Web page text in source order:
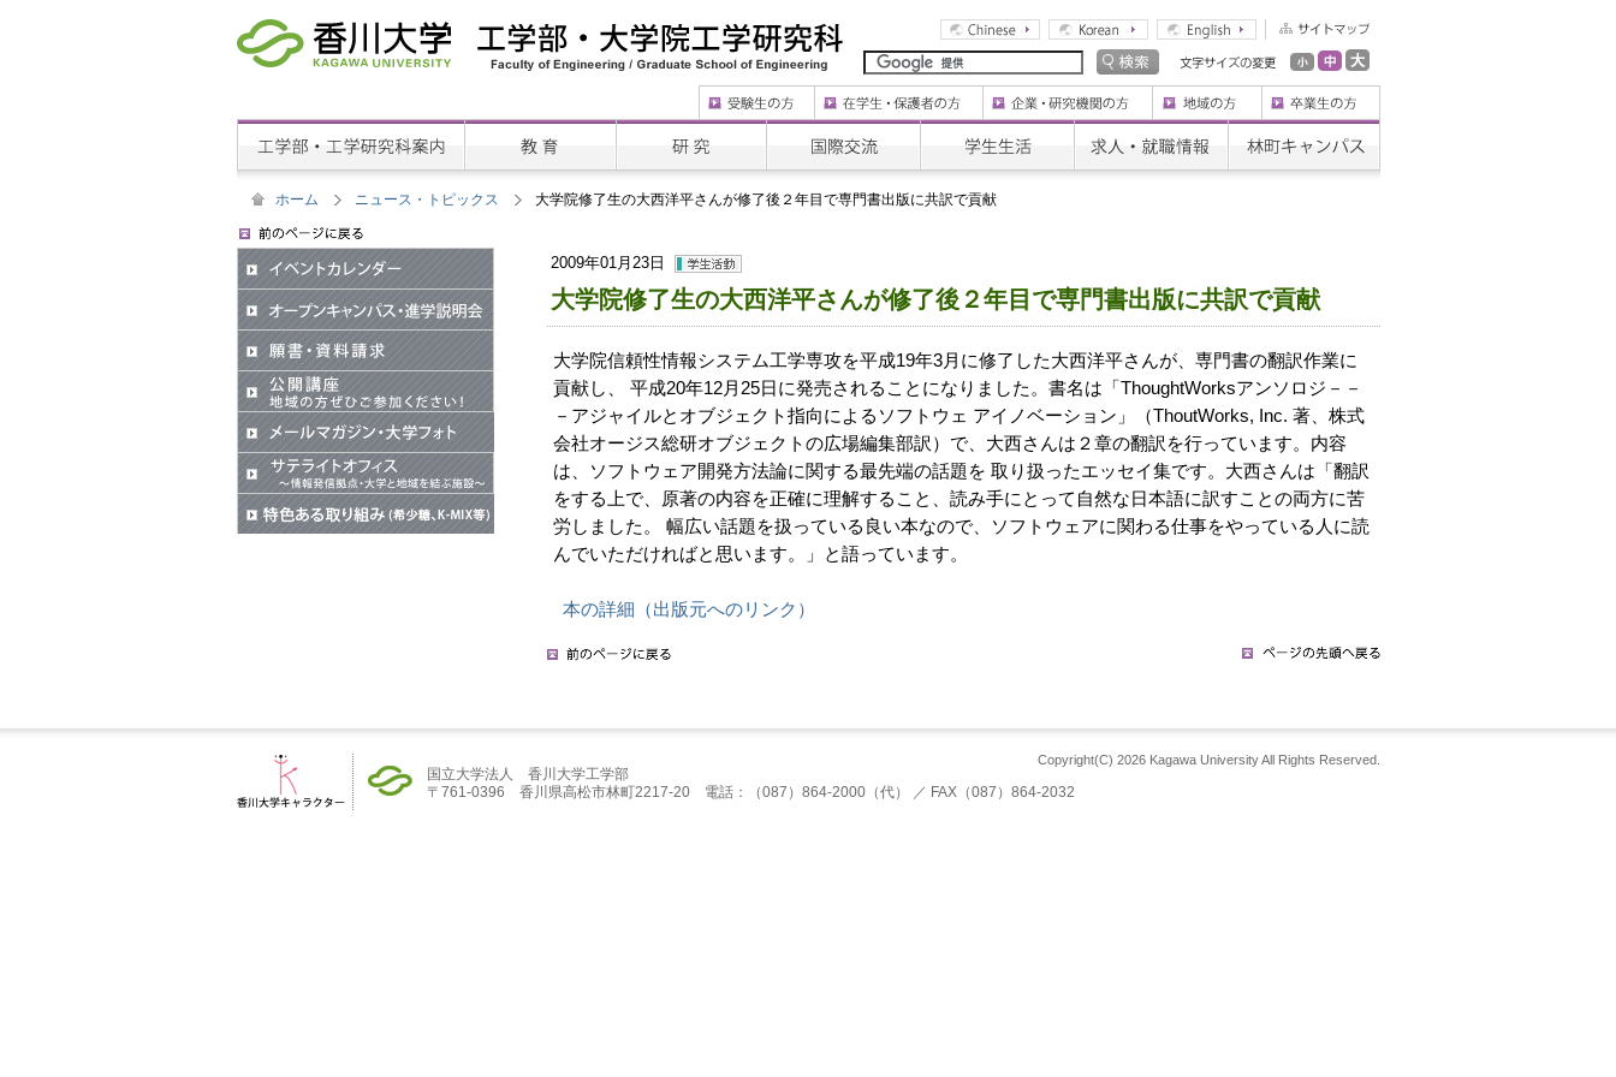
ホーム ニュース・トピックス 大学院修了生の大西洋平さんが修了後２年目で専門書出版に共訳で貢献
2009年01月23日
大学院修了生の大西洋平さんが修了後２年目で専門書出版に共訳で貢献
大学院信頼性情報システム工学専攻を平成19年3月に修了した大西洋平さんが、専門書の翻訳作業に
貢献し、 平成20年12月25日に発売されることになりました。書名は「ThoughtWorksアンソロジ－－
－アジャイルとオブジェクト指向によるソフトウェ アイノベーション」（ThoutWorks, Inc. 著、株式
会社オージス総研オブジェクトの広場編集部訳）で、大西さんは２章の翻訳を行っています。内容
は、ソフトウェア開発方法論に関する最先端の話題を 取り扱ったエッセイ集です。大西さんは「翻訳
をする上で、原著の内容を正確に理解すること、読み手にとって自然な日本語に訳すことの両方に苦
労しました。 幅広い話題を扱っている良い本なので、ソフトウェアに関わる仕事をやっている人に読
んでいただければと思います。」と語っています。
本の詳細（出版元へのリンク）
Copyright(C) 2026 Kagawa University All Rights Reserved.
国立大学法人 香川大学工学部
〒761-0396 香川県高松市林町2217-20 電話：（087）864-2000（代） ／ FAX（087）864-2032